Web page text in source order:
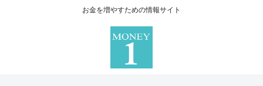
お金を増やすための情報サイト